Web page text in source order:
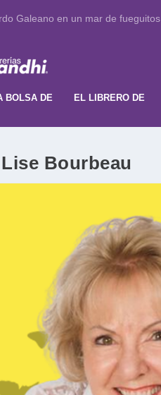
Galeano en un mar de fueguitos
BOLSA DE EL LIBRERO DE
Lise Bourbeau